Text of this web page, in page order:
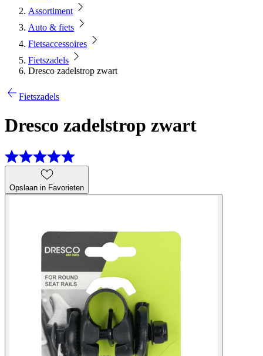
Assortiment
Auto & fiets
Fietsaccessoires
Fietszadels
Dresco zadelstrop zwart
Fietszadels
Dresco zadelstrop zwart
Opslaan in Favorieten